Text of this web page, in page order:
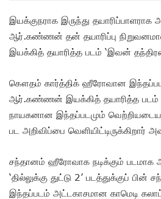
இயக்குநராக இருந்து தயாரிப்பாளராக
ஆர்.கண்ணன் தன் தயாரிப்பு
இயக்கித் தயாரித்த படம் ‘இவன்
கௌதம் கார்த்திக் ஹீரோவான
ஆர்.கண்ணன் இயக்கித் தயாரித்த படம்
நாயகனான இந்தப்படமும்
பட அறிவிப்பை வெளியிட்டிருக்கிறார்
சந்தானம் ஹீரோவாக நடிக்கும் படமாக
‘தில்லுக்கு துட்டு 2’ படத்துக்குப்
இந்தப்படம் அட்டகாசமான காமெடி